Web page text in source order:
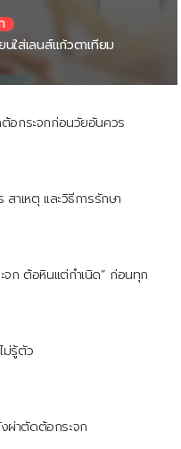
ใช่วัยชราก็ต้องระวัง !
ใส่เลนส์แก้วตาเทียม
ผ่าเมื่อไหร่ดี
นสายเกินแก้
ต้อกระจกก่อนวัยอันควร
าเหตุ และวิธีการรักษา
จก ต้อหินแต่กำเนิด” ก่อนทุก
ม่รู้ตัว
ผ่าตัดต้อกระจก